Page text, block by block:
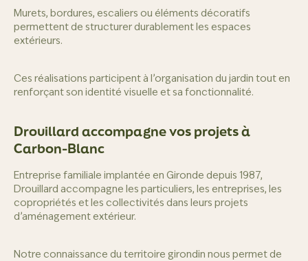
Murets, bordures, escaliers ou éléments décoratifs
permettent de structurer durablement les espaces
extérieurs.
Ces réalisations participent à l’organisation du jardin tout en
renforçant son identité visuelle et sa fonctionnalité.
Drouillard accompagne vos projets à
Carbon-Blanc
Entreprise familiale implantée en Gironde depuis 1987,
Drouillard accompagne les particuliers, les entreprises, les
copropriétés et les collectivités dans leurs projets
d’aménagement extérieur.
Notre connaissance du territoire girondin nous permet de